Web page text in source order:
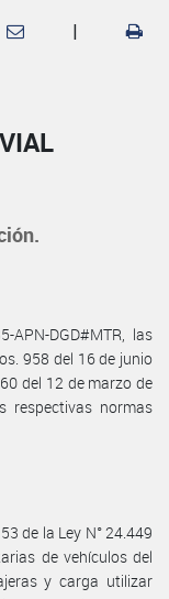
|
APN-DGD#MTR, las
958 del 16 de junio
del 12 de marzo de
respectivas normas
de la Ley N° 24.449
de vehículos del
y carga utilizar